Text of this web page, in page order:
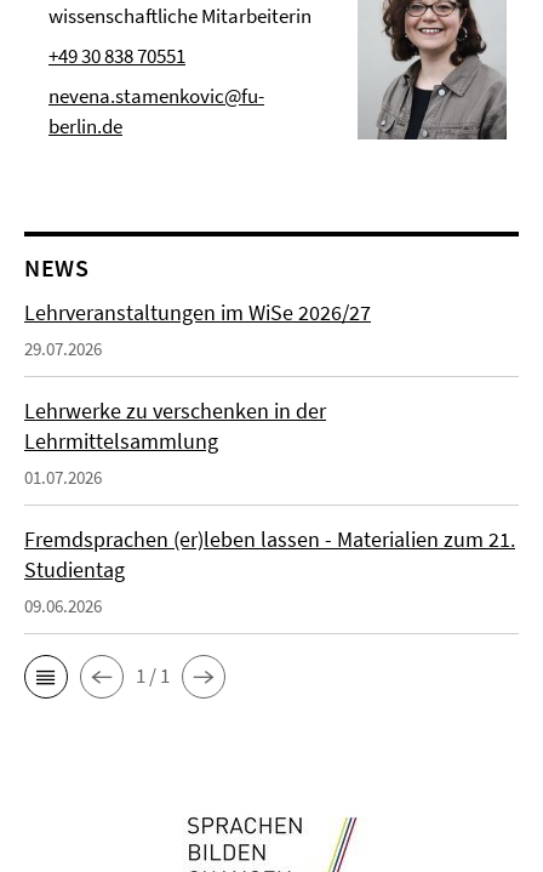
wissenschaftliche Mitarbeiterin
+49 30 838 70551
nevena.stamenkovic@fu-
berlin.de
NEWS
Lehrveranstaltungen im WiSe 2026/27
29.07.2026
Lehrwerke zu verschenken in der
Lehrmittelsammlung
01.07.2026
Fremdsprachen (er)leben lassen - Materialien zum 21.
Studientag
09.06.2026
1 / 1